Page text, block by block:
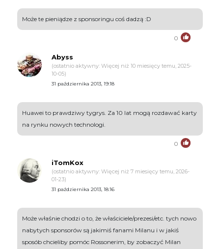
Może te pieniądze z sponsoringu coś dadzą :D
0
Abyss
(ostatnio aktywny: Więcej niż 10 miesięcy temu, 2025-
10-05)
31 października 2013, 19:18
Huawei to prawdziwy tygrys. Za 10 lat mogą rozdawać karty
na rynku nowych technologi.
0
iTomKox
(ostatnio aktywny: Więcej niż 7 miesięcy temu, 2026-
01-23)
31 października 2013, 18:16
Może właśnie chodzi o to, że właściciele/prezesi/etc. tych nowo
nabytych sponsorów są jakimiś fanami Milanu i w jakiś
sposób chcieliby pomóc Rossonerim, by zobaczyć Milan